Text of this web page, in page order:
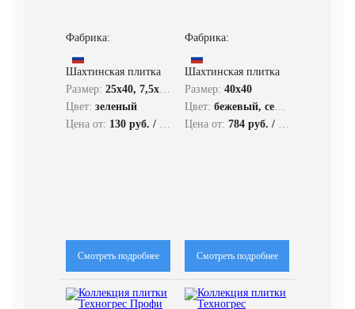
безопасна.
В сериях также присутствует декоративный гранит для
отделки пола. Он придает помещению оригинальный
Фабрика:
Шахтинская плитка
Размер: 25x40, 7,5x40, 40x50
Цвет: зеленый
Цена от: 130 руб. / кв.м.
Смотреть подробнее
Фабрика:
Шахтинская плитка
Размер: 40x40
Цвет: бежевый, серый
Цена от: 784 руб. / кв.м.
Смотреть подробнее